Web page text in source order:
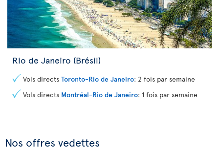
Rio de Janeiro (Brésil)
Vols directs Toronto-Rio de Janeiro: 2 fois par semaine
Vols directs Montréal-Rio de Janeiro: 1 fois par semaine
Nos offres vedettes